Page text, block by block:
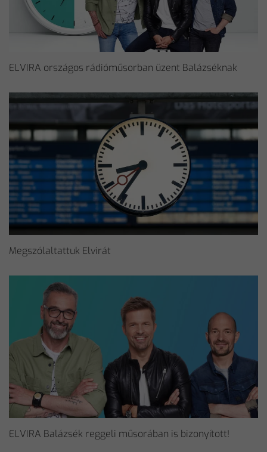
ELVIRA országos rádióműsorban üzent Balázséknak
Megszólaltattuk Elvirát
ELVIRA Balázsék reggeli műsorában is bizonyított!